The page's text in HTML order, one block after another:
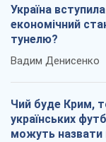
Україна
економічний
тунелю?
Вадим Денисенко
Чий буде Крим,
українських
можуть назвати